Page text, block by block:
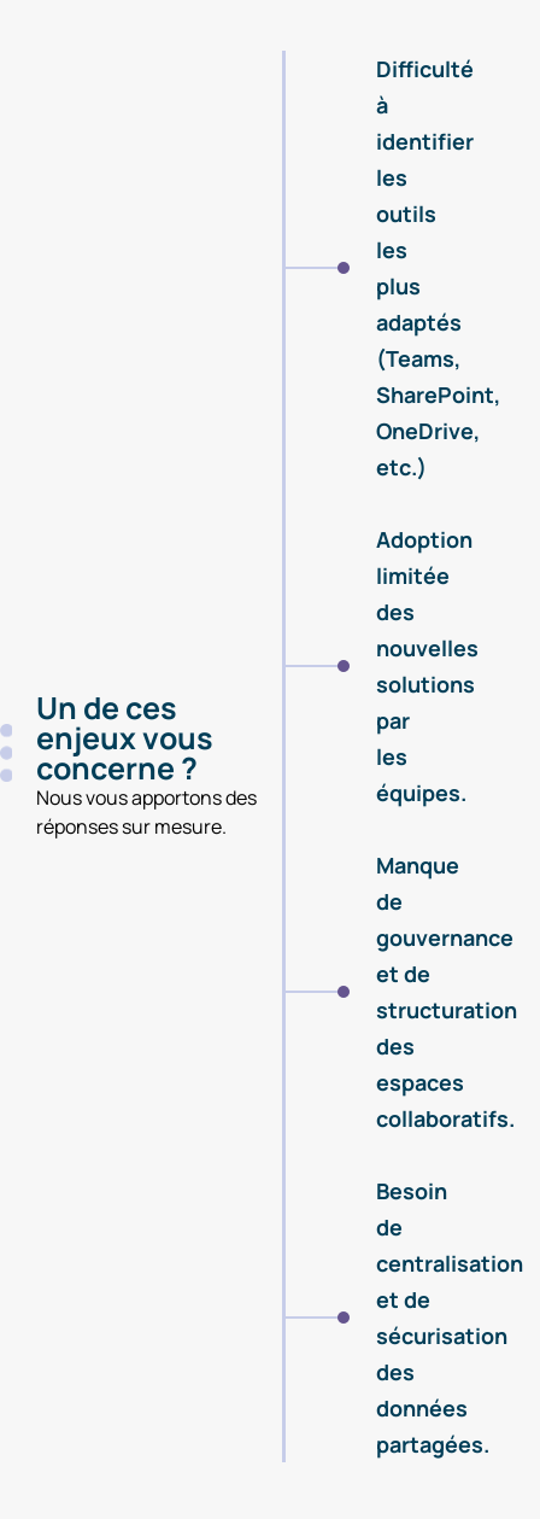
Un de ces
enjeux vous
concerne ?
Nous vous apportons des
réponses sur mesure.
Difficulté
à
identifier
les
outils
les
plus
adaptés
(Teams,
SharePoint,
OneDrive,
etc.)
Adoption
limitée
des
nouvelles
solutions
par
les
équipes.
Manque
de
gouvernance
et de
structuration
des
espaces
collaboratifs.
Besoin
de
centralisation
et de
sécurisation
des
données
partagées.